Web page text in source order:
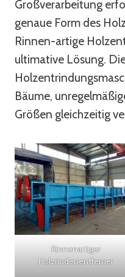
Großverarbeitung
genaue Form des
Rinnen-artige
ultimative Lösung.
Bäume,
Größen gleichzeitig
Rinnenartiger
Holzrindenentferner